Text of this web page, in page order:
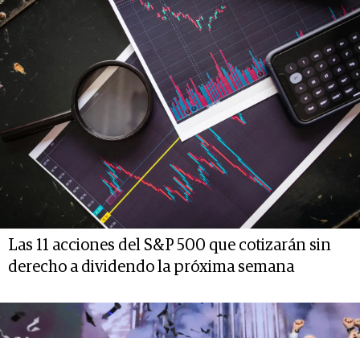
Las 11 acciones del S&P 500 que cotizarán sin
derecho a dividendo la próxima semana